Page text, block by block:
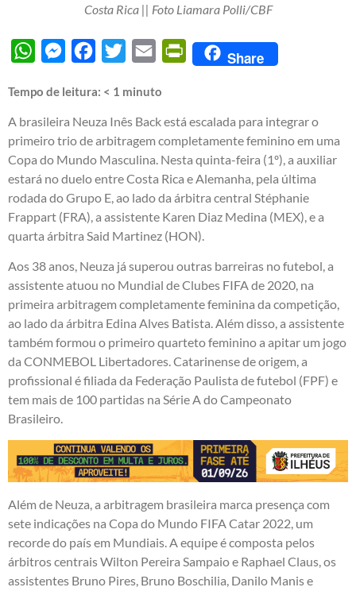
Costa Rica || Foto Liamara Polli/CBF
WhatsAppMessengerFacebook
Twitter Email PrintFriendly
Share
Tempo de leitura: < 1 minuto
A brasileira Neuza Inês Back está escalada para integrar o
primeiro trio de arbitragem completamente feminino em uma
Copa do Mundo Masculina. Nesta quinta-feira (1º), a auxiliar
estará no duelo entre Costa Rica e Alemanha, pela última
rodada do Grupo E, ao lado da árbitra central Stéphanie
Frappart (FRA), a assistente Karen Diaz Medina (MEX), e a
quarta árbitra Said Martinez (HON).
Aos 38 anos, Neuza já superou outras barreiras no futebol, a
assistente atuou no Mundial de Clubes FIFA de 2020, na
primeira arbitragem completamente feminina da competição,
ao lado da árbitra Edina Alves Batista. Além disso, a assistente
também formou o primeiro quarteto feminino a apitar um jogo
da CONMEBOL Libertadores. Catarinense de origem, a
profissional é filiada da Federação Paulista de futebol (FPF) e
tem mais de 100 partidas na Série A do Campeonato
Brasileiro.
Além de Neuza, a arbitragem brasileira marca presença com
sete indicações na Copa do Mundo FIFA Catar 2022, um
recorde do país em Mundiais. A equipe é composta pelos
árbitros centrais Wilton Pereira Sampaio e Raphael Claus, os
assistentes Bruno Pires, Bruno Boschilia, Danilo Manis e